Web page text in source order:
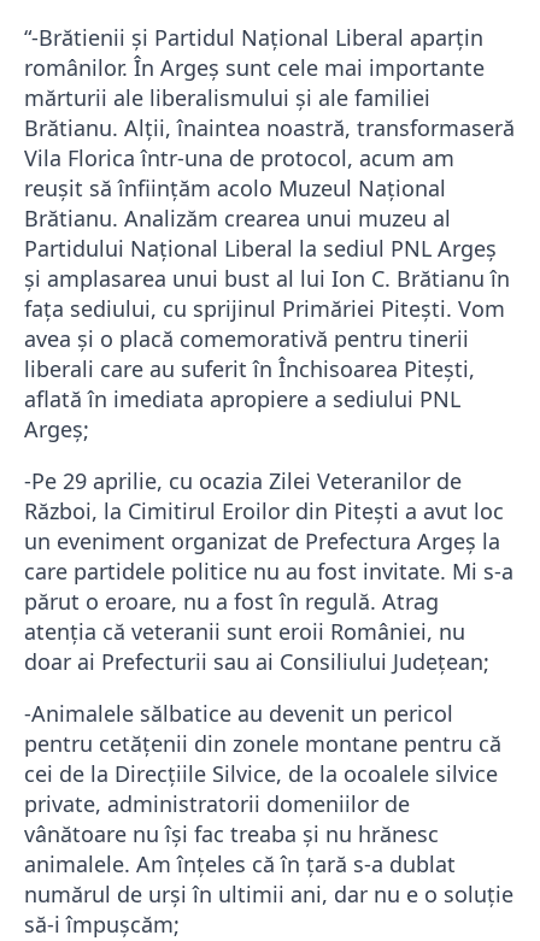
“-Brătienii și Partidul Național Liberal aparțin
românilor. În Argeș sunt cele mai importante
mărturii ale liberalismului și ale familiei
Brătianu. Alții, înaintea noastră, transformaseră
Vila Florica într-una de protocol, acum am
reușit să înființăm acolo Muzeul Național
Brătianu. Analizăm crearea unui muzeu al
Partidului Național Liberal la sediul PNL Argeș
și amplasarea unui bust al lui Ion C. Brătianu în
fața sediului, cu sprijinul Primăriei Pitești. Vom
avea și o placă comemorativă pentru tinerii
liberali care au suferit în Închisoarea Pitești,
aflată în imediata apropiere a sediului PNL
Argeș;
-Pe 29 aprilie, cu ocazia Zilei Veteranilor de
Război, la Cimitirul Eroilor din Pitești a avut loc
un eveniment organizat de Prefectura Argeș la
care partidele politice nu au fost invitate. Mi s-a
părut o eroare, nu a fost în regulă. Atrag
atenția că veteranii sunt eroii României, nu
doar ai Prefecturii sau ai Consiliului Județean;
-Animalele sălbatice au devenit un pericol
pentru cetățenii din zonele montane pentru că
cei de la Direcțiile Silvice, de la ocoalele silvice
private, administratorii domeniilor de
vânătoare nu își fac treaba și nu hrănesc
animalele. Am înțeles că în țară s-a dublat
numărul de urși în ultimii ani, dar nu e o soluție
să-i împușcăm;